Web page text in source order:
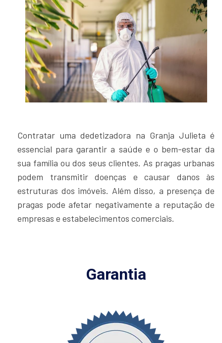
Contratar uma dedetizadora na Granja Julieta é
essencial para garantir a saúde e o bem-estar da
sua família ou dos seus clientes. As pragas urbanas
podem transmitir doenças e causar danos às
estruturas dos imóveis. Além disso, a presença de
pragas pode afetar negativamente a reputação de
empresas e estabelecimentos comerciais.
Garantia